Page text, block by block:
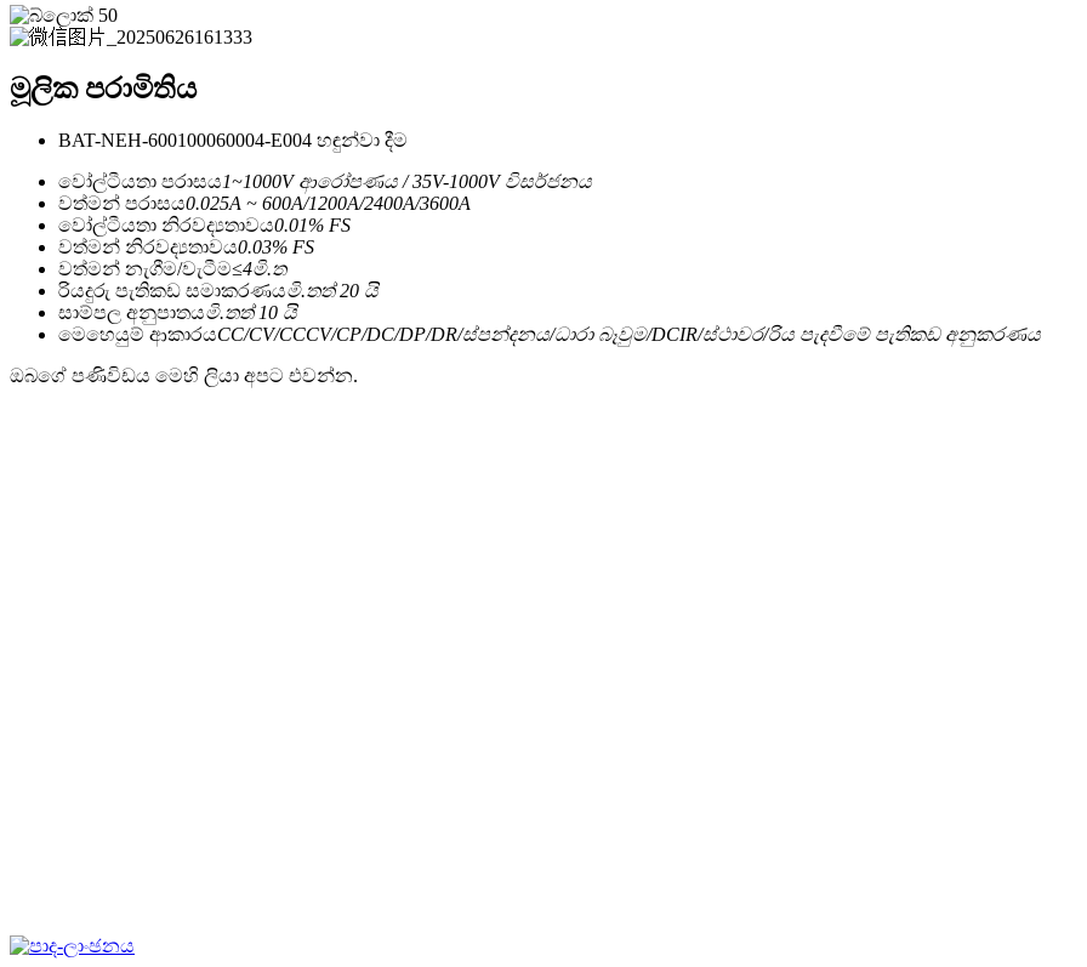
මූලික පරාමිතිය
BAT-NEH-600100060004-E004 හඳුන්වා දීම
වෝල්ටීයතා පරාසය1~1000V ආරෝපණය / 35V-1000V විසර්ජනය
වත්මන් පරාසය0.025A ~ 600A/1200A/2400A/3600A
වෝල්ටීයතා නිරවද්‍යතාවය0.01% FS
වත්මන් නිරවද්‍යතාවය0.03% FS
වත්මන් නැගීම/වැටීම≤4මි.ත
රියදුරු පැතිකඩ සමාකරණයමි.තත් 20 යි
සාම්පල අනුපාතයමි.තත් 10 යි
මෙහෙයුම් ආකාරයCC/CV/CCCV/CP/DC/DP/DR/ස්පන්දනය/ධාරා බෑවුම/DCIR/ස්ථාවර/රිය පැදවීමේ පැතිකඩ අනුකරණය
ඔබගේ පණිවිඩය මෙහි ලියා අපට එවන්න.